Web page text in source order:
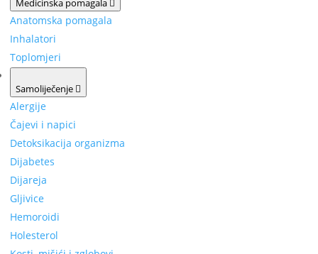
Medicinska pomagala
Anatomska pomagala
Inhalatori
Toplomjeri
Samoliječenje
Alergije
Čajevi i napici
Detoksikacija organizma
Dijabetes
Dijareja
Gljivice
Hemoroidi
Holesterol